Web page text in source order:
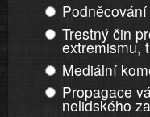
Trestný čin
extremismu,
Mediální
Propagace
nelidského